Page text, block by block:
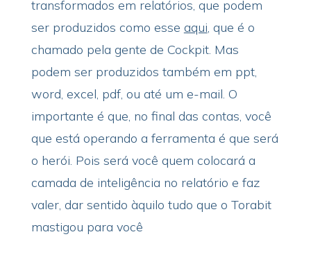
transformados em relatórios, que podem
ser produzidos como esse aqui, que é o
chamado pela gente de Cockpit. Mas
podem ser produzidos também em ppt,
word, excel, pdf, ou até um e-mail. O
importante é que, no final das contas, você
que está operando a ferramenta é que será
o herói. Pois será você quem colocará a
camada de inteligência no relatório e faz
valer, dar sentido àquilo tudo que o Torabit
mastigou para você